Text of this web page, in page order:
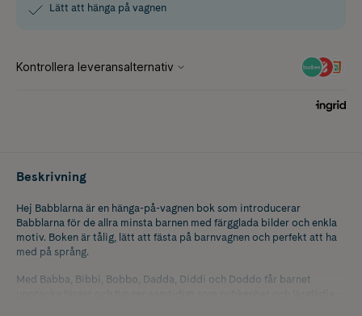
Lätt att hänga på vagnen
Beskrivning
Hej Babblarna är en hänga-på-vagnen bok som introducerar
Babblarna för de allra minsta barnen med färgglada bilder och enkla
motiv. Boken är tålig, lätt att fästa på barnvagnen och perfekt att ha
med på språng.
Med Babba, Bibbi, Bobbo, Dadda, Diddi och Doddo får barnet